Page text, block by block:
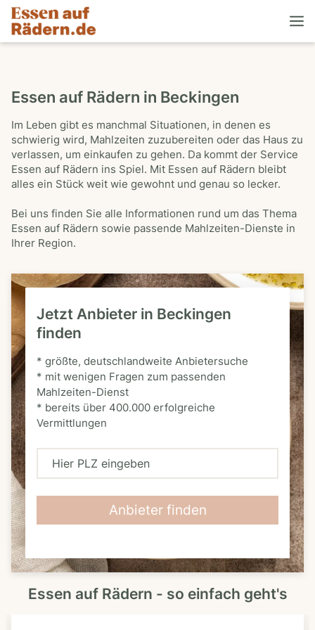
Essen auf Rädern in Beckingen
Im Leben gibt es manchmal Situationen, in denen es
schwierig wird, Mahlzeiten zuzubereiten oder das Haus zu
verlassen, um einkaufen zu gehen. Da kommt der Service
Essen auf Rädern ins Spiel. Mit Essen auf Rädern bleibt
alles ein Stück weit wie gewohnt und genau so lecker.
Bei uns finden Sie alle Informationen rund um das Thema
Essen auf Rädern sowie passende Mahlzeiten-Dienste in
Ihrer Region.
Jetzt Anbieter in Beckingen
finden
* größte, deutschlandweite Anbietersuche
* mit wenigen Fragen zum passenden
Mahlzeiten-Dienst
* bereits über 400.000 erfolgreiche
Vermittlungen
H
L
Z
Anbieter finden
Essen auf Rädern - so einfach geht's